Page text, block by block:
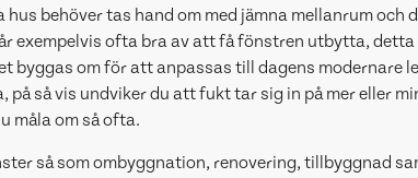
hus behöver tas hand om med jämna mellanrum och
exempelvis ofta bra av att få fönstren utbytta, detta
byggas om för att anpassas till dagens modernare
på så vis undviker du att fukt tar sig in på mer eller
måla om så ofta.
så som ombyggnation, renovering, tillbyggnad